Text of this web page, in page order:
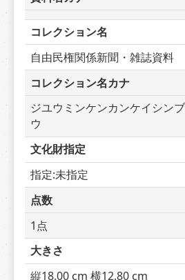
コレクション名
自由民権関係新聞・雑誌資料
コレクション名カナ
ジユウミンケンカンケイシン
ウ
文化財指定
指定:未指定
点数
1点
大きさ
縦18.00 cm 横12.80 cm